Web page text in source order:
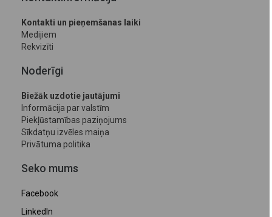
Kontakti un pieņemšanas laiki
Medijiem
Rekvizīti
Noderīgi
Biežāk uzdotie jautājumi
Informācija par valstīm
Piekļūstamības paziņojums
Sīkdatņu izvēles maiņa
Privātuma politika
Seko mums
Facebook
LinkedIn